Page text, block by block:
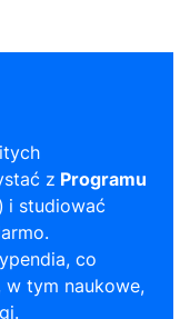
z Programu
i studiować
co
w tym naukowe,